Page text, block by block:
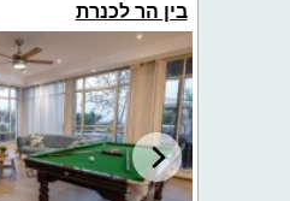
בין הר לכנרת